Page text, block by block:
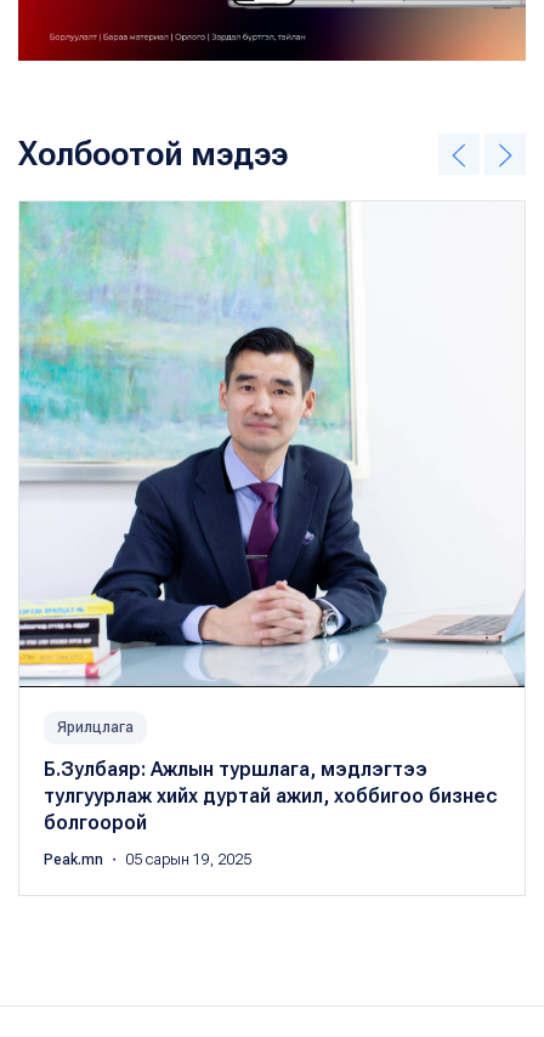
Холбоотой мэдээ
Ярилцлага
Б.Зулбаяр: Ажлын туршлага, мэдлэгтээ
тулгуурлаж хийх дуртай ажил, хоббигоо бизнес
болгоорой
Peak.mn ・ 05 сарын 19, 2025